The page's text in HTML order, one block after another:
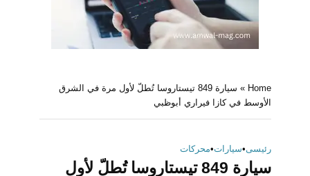
Home
»
سيارة 849 تيستاروسا تُطلّ لأول مرة في الشرق
الأوسط في كازا فيراري أبوظبي
رئيسى•سيارات•محركات
سيارة 849 تيستاروسا تُطلّ لأول